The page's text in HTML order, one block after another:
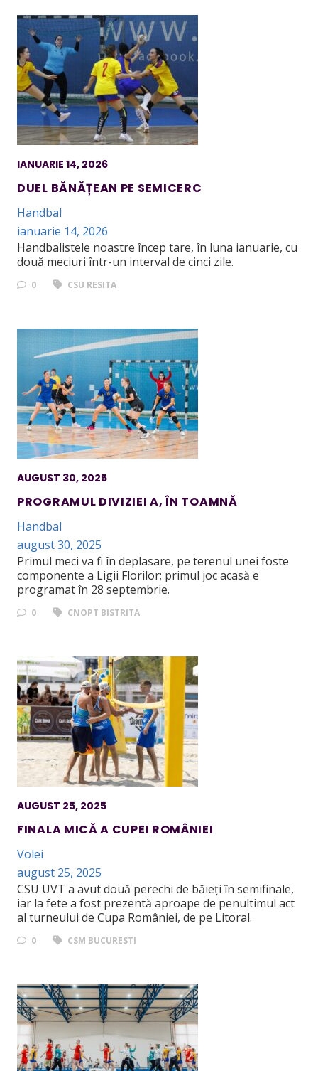
IANUARIE 14, 2026
DUEL BĂNĂȚEAN PE SEMICERC
Handbal
ianuarie 14, 2026
Handbalistele noastre încep tare, în luna ianuarie, cu
două meciuri într-un interval de cinci zile.
0 CSU RESITA
AUGUST 30, 2025
PROGRAMUL DIVIZIEI A, ÎN TOAMNĂ
Handbal
august 30, 2025
Primul meci va fi în deplasare, pe terenul unei foste
componente a Ligii Florilor; primul joc acasă e
programat în 28 septembrie.
0 CNOPT BISTRITA
AUGUST 25, 2025
FINALA MICĂ A CUPEI ROMÂNIEI
Volei
august 25, 2025
CSU UVT a avut două perechi de băieți în semifinale,
iar la fete a fost prezentă aproape de penultimul act
al turneului de Cupa României, de pe Litoral.
0 CSM BUCURESTI